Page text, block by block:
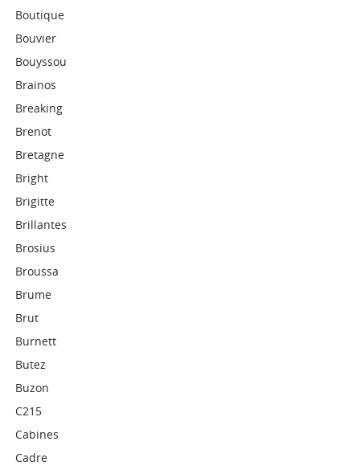
Boutique
Bouvier
Bouyssou
Brainos
Breaking
Brenot
Bretagne
Bright
Brigitte
Brillantes
Brosius
Broussa
Brume
Brut
Burnett
Butez
Buzon
C215
Cabines
Cadre